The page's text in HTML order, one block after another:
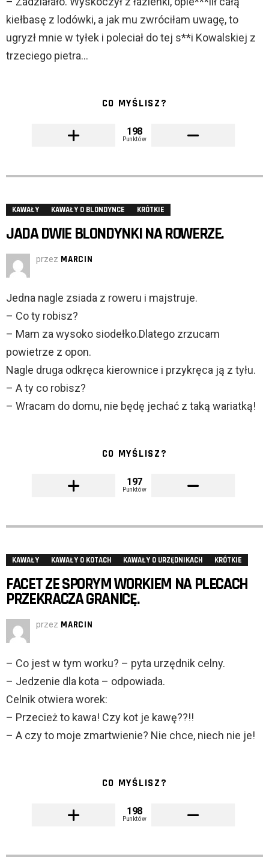
kiełbasę z lodówki, a jak mu zwróciłam uwagę, to
ugryzł mnie w tyłek i poleciał do tej s**i Kowalskiej z
trzeciego pietra…
CO MYŚLISZ?
198
Punktów
KAWAŁY KAWAŁY O BLONDYNCE KRÓTKIE
JADA DWIE BLONDYNKI NA ROWERZE.
przez MARCIN
Jedna nagle zsiada z roweru i majstruje.
– Co ty robisz?
– Mam za wysoko siodełko.Dlatego zrzucam
powietrze z opon.
Nagle druga odkręca kierownice i przykręca ją z tyłu.
– A ty co robisz?
– Wracam do domu, nie będę jechać z taką wariatką!
CO MYŚLISZ?
197
Punktów
KAWAŁY KAWAŁY O KOTACH KAWAŁY O URZĘDNIKACH KRÓTKIE
FACET ZE SPORYM WORKIEM NA PLECACH
PRZEKRACZA GRANICĘ.
przez MARCIN
– Co jest w tym worku? – pyta urzędnik celny.
– Jedzenie dla kota – odpowiada.
Celnik otwiera worek:
– Przecież to kawa! Czy kot je kawę??!!
– A czy to moje zmartwienie? Nie chce, niech nie je!
CO MYŚLISZ?
198
Punktów